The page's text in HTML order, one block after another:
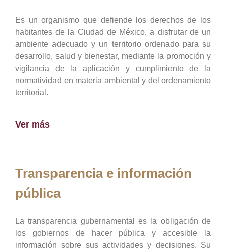
Es un organismo que defiende los derechos de los
habitantes de la Ciudad de México, a disfrutar de un
ambiente adecuado y un territorio ordenado para su
desarrollo, salud y bienestar, mediante la promoción y
vigilancia de la aplicación y cumplimiento de la
normatividad en materia ambiental y del ordenamiento
territorial.
Ver más
Transparencia e información
pública
La transparencia gubernamental es la obligación de
los gobiernos de hacer pública y accesible la
información sobre sus actividades y decisiones. Su